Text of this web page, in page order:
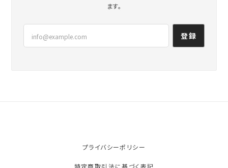
ます。
登録
プライバシーポリシー
特定商取引法に基づく表記